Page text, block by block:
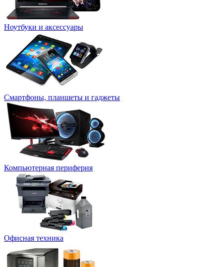
Ноутбуки и аксессуары
Смартфоны, планшеты и гаджеты
Компьютерная периферия
Офисная техника